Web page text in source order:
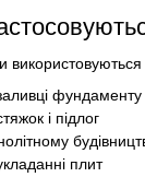
використовуються
фундаменту
і підлог
плит